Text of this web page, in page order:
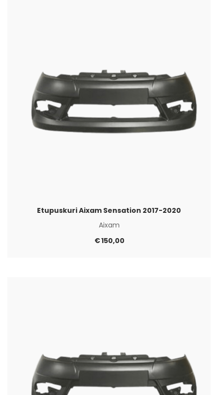
Etupuskuri Aixam Sensation 2017-2020
Aixam
€150,00